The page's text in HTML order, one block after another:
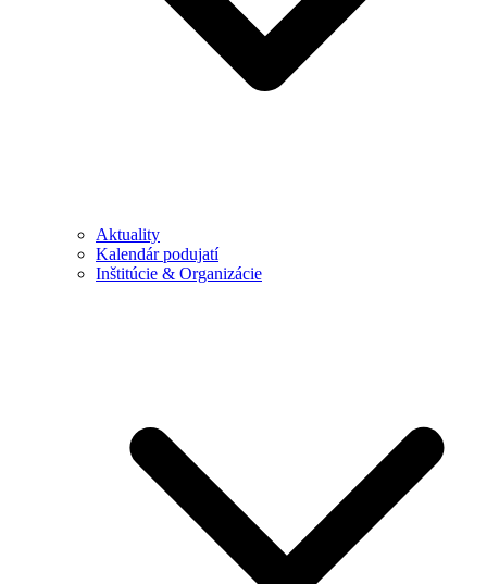
Aktuality
Kalendár podujatí
Inštitúcie & Organizácie